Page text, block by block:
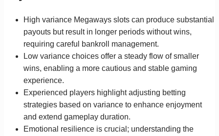
High variance Megaways slots can produce substantial
payouts but result in longer periods without wins,
requiring careful bankroll management.
Low variance choices offer a steady flow of smaller
wins, enabling a more cautious and stable gaming
experience.
Experienced players highlight adjusting betting
strategies based on variance to enhance enjoyment
and extend gameplay duration.
Emotional resilience is crucial; understanding the